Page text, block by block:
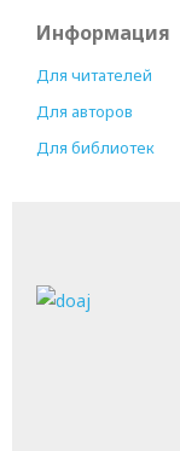
Информация
Для читателей
Для авторов
Для библиотек